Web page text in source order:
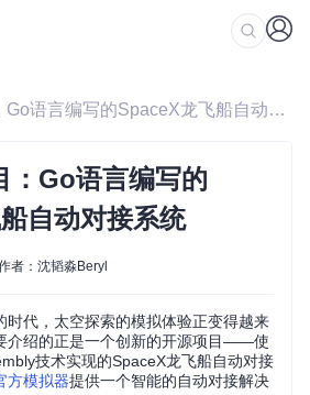
/ 推荐开源项目：Go语言编写的SpaceX龙飞船自动对接系统
：Go语言编写的
自动对接系统
者：沈韬淼Beryl
时代，太空探索的模拟体验正变得越来
介绍的正是一个创新的开源项目——使
技术实现的SpaceX龙飞船自动对接
方模拟器提供一个智能的自动对接解决